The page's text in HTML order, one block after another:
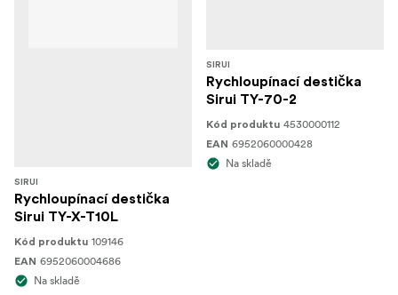
SIRUI
Rychloupínací destička
Sirui TY-X-T10L
Kód produktu 109146
EAN 6952060004686
Na skladě
SIRUI
Rychloupínací destička
Sirui TY-70-2
Kód produktu 4530000112
EAN 6952060000428
Na skladě